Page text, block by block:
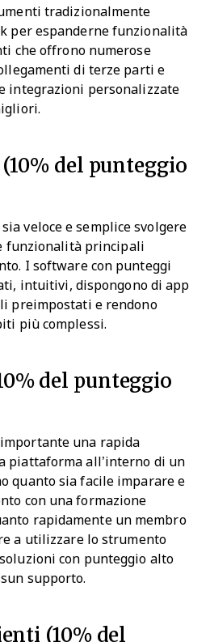
tradizionalmente
per espanderne funzionalità
che offrono numerose
di terze parti e
integrazioni personalizzate
del punteggio
veloce e semplice svolgere
funzionalità principali
I software con punteggi
intuitivi, dispongono di app
preimpostati e rendono
più complessi.
del punteggio
una rapida
piattaforma all’interno di un
quanto sia facile imparare e
con una formazione
rapidamente un membro
a utilizzare lo strumento
con punteggio alto
supporto.
(10% del